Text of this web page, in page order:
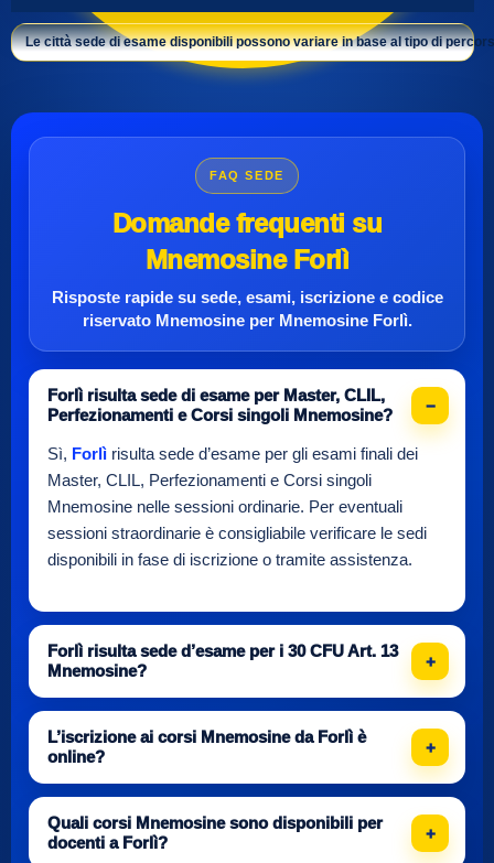
Le città sede di esame disponibili possono variare in base al tipo di
FAQ SEDE
Domande frequenti su
Mnemosine Forlì
Risposte rapide su sede, esami, iscrizione e codice
riservato Mnemosineper Mnemosine Forlì.
Forlì risulta sede di esame per Master, CLIL,
Perfezionamenti e Corsi singoli Mnemosine?
Sì, Forlì risulta sede d’esame per gli esami finali dei
Master, CLIL, Perfezionamenti e Corsi singoli
Mnemosine nelle sessioni ordinarie. Per eventuali
sessioni straordinarie è consigliabile verificare le sedi
disponibili in fase di iscrizione o tramite assistenza.
Forlì risulta sede d’esame per i 30 CFU Art. 13
Mnemosine?
L’iscrizione ai corsi Mnemosine da Forlì è
online?
Quali corsi Mnemosine sono disponibili per
docenti a Forlì?